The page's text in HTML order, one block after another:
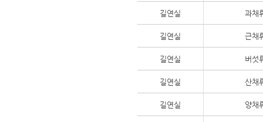
길연실 과채
길연실 근채
길연실 버섯
길연실 산채
길연실 양채